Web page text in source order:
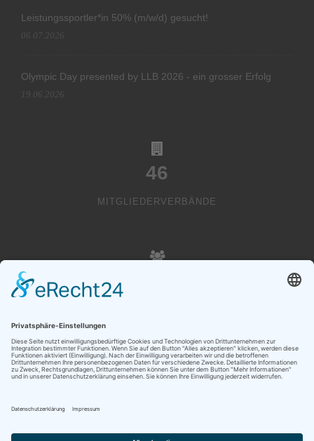
Leistungssportler*in 50% (m/w/d) gesucht!
06.07.2026
Olympic Day presented by LLB 2026 - ein grosser Erfolg
19.06.2026
46
MITGLIEDERVERBÄNDE